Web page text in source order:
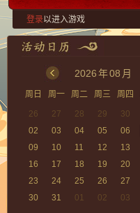
登录以进入游戏
2026年08 月
周日 周一 周二 周三 周四
26
27 28 29 30
02
03 04 05 06
09
10 11 12 13
16
17 18 19 20
23
24 25 26 27
30
31 01 02 03